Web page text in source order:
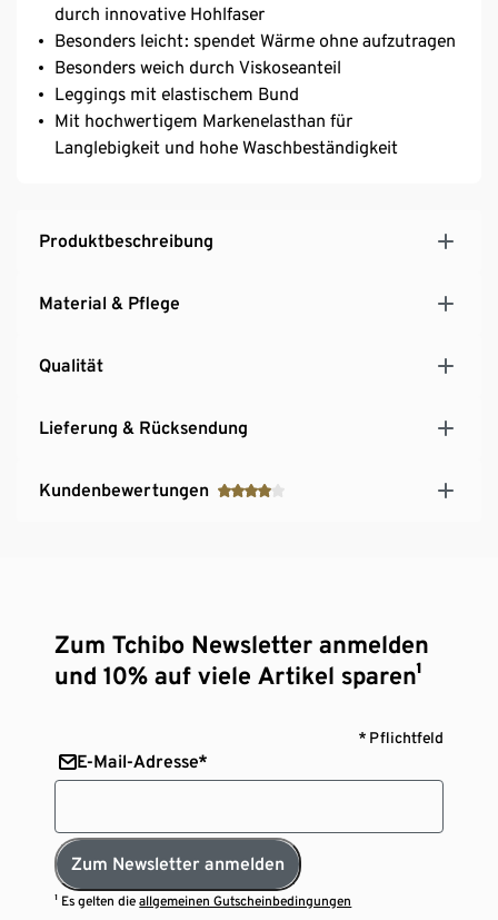
durch innovative Hohlfaser
Besonders leicht: spendet Wärme ohne aufzutragen
Besonders weich durch Viskoseanteil
Leggings mit elastischem Bund
Mit hochwertigem Markenelasthan für
Langlebigkeit und hohe Waschbeständigkeit
Produktbeschreibung
Material & Pflege
Qualität
Lieferung & Rücksendung
Kundenbewertungen
Zum Tchibo Newsletter anmelden
und 10% auf viele Artikel sparen¹
* Pflichtfeld
E-Mail-Adresse*
Zum Newsletter anmelden
¹ Es gelten dieallgemeinen Gutscheinbedingungen